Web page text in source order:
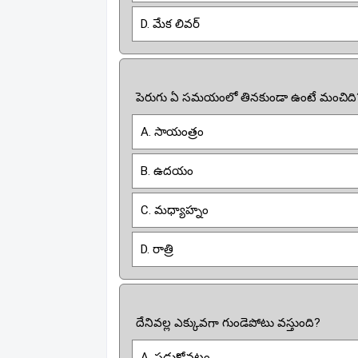
D. మేక లివర్
పెరుగు ఏ సమయంలో తినకుండా ఉంటే
A. సాయంత్రం
B. ఉదయం
C. మధ్యాహ్నం
D. రాత్రి
దేనివల్ల ఎక్కువగా గుండెపోటు వస్తుంది?